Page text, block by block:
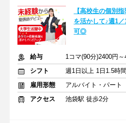
【高校生の個別
を活かして♪週1
可◎
給与
シフト
週1日以上 1日1.5時
雇用形態
アルバイト・パート
アクセス
池袋駅 徒歩2分